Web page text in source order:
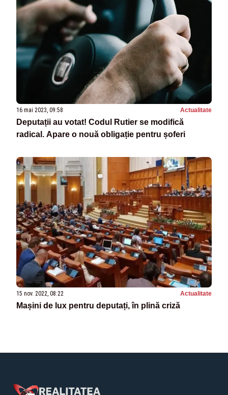
16 mai 2023, 09:58 Actualitate
Deputații au votat! Codul Rutier se modifică
radical. Apare o nouă obligație pentru șoferi
15 nov. 2022, 08:22 Actualitate
Mașini de lux pentru deputați, în plină criză